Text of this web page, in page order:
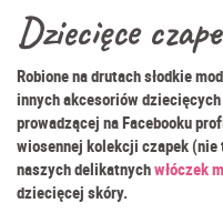
Dziecięce
Robione na drutach słodkie
innych akcesoriów
prowadzącej na Facebooku
wiosennej kolekcji czapek
naszych delikatnychwłóczek
dziecięcej skóry.